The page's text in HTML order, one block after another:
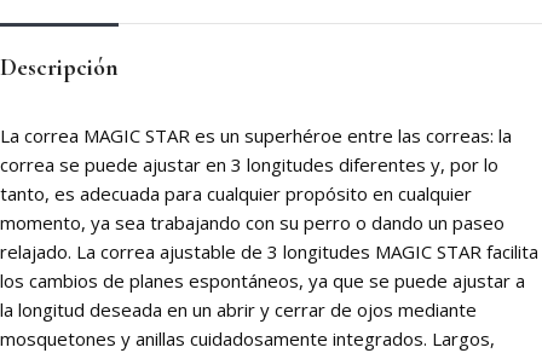
Descripción
La correa MAGIC STAR es un superhéroe entre las correas: la
correa se puede ajustar en 3 longitudes diferentes y, por lo
tanto, es adecuada para cualquier propósito en cualquier
momento, ya sea trabajando con su perro o dando un paseo
relajado. La correa ajustable de 3 longitudes MAGIC STAR facilita
los cambios de planes espontáneos, ya que se puede ajustar a
la longitud deseada en un abrir y cerrar de ojos mediante
mosquetones y anillas cuidadosamente integrados. Largos,